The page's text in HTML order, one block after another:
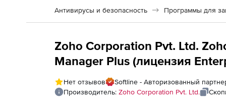
Антивирусы и безопасность Программы для
Zoho Corporation Pvt. Ltd.
Manager Plus (лицензия
Installation), fee for 500
Нет отзывов
Softline - Авторизованный
Производитель: Zoho Corporation Pvt. Ltd.